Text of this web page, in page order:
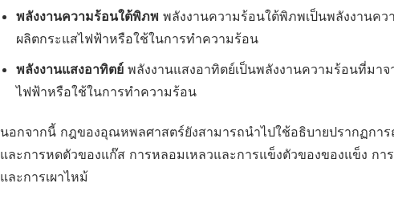
พลังงานความร้อนใต้พิภพ พลังงานความร้อนใต้พิภพเป็นพลังงานค
ผลิตกระแสไฟฟ้าหรือใช้ในการทำความร้อน
พลังงานแสงอาทิตย์ พลังงานแสงอาทิตย์เป็นพลังงานความร้อนที่มา
ไฟฟ้าหรือใช้ในการทำความร้อน
นอกจากนี้ กฎของอุณหพลศาสตร์ยังสามารถนำไปใช้อธิบายปรากฏกา
และการหดตัวของแก๊ส การหลอมเหลวและการแข็งตัวของของแข็ง กา
และการเผาไหม้